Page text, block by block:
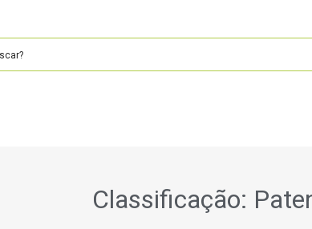
Classificação: